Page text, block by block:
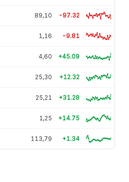
89,10 -97.32
1,16 -9.81
4,60 +45.09
25,30 +12.32
25,21 +31.28
1,25 +14.75
113,79 +1.34